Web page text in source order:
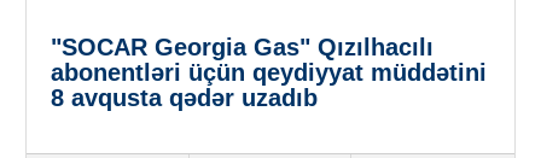
"SOCAR Georgia Gas" Qızılhacılı
abonentləri üçün qeydiyyat müddətini
8 avqusta qədər uzadıb